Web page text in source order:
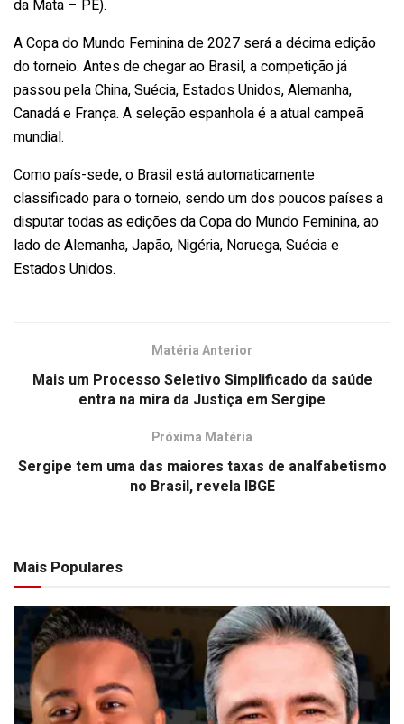
da Mata – PE).
A Copa do Mundo Feminina de 2027 será a décima edição
do torneio. Antes de chegar ao Brasil, a competição já
passou pela China, Suécia, Estados Unidos, Alemanha,
Canadá e França. A seleção espanhola é a atual campeã
mundial.
Como país-sede, o Brasil está automaticamente
classificado para o torneio, sendo um dos poucos países a
disputar todas as edições da Copa do Mundo Feminina, ao
lado de Alemanha, Japão, Nigéria, Noruega, Suécia e
Estados Unidos.
Matéria Anterior
Mais um Processo Seletivo Simplificado da saúde
entra na mira da Justiça em Sergipe
Próxima Matéria
Sergipe tem uma das maiores taxas de analfabetismo
no Brasil, revela IBGE
Mais Populares